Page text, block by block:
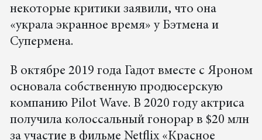
некоторые критики заявили, что она
«украла экранное время» у Бэтмена и
Супермена.
В октябре 2019 года Гадот вместе с Яроном
основала собственную продюсерскую
компанию Pilot Wave. В 2020 году актриса
получила колоссальный гонорар в $20 млн
за участие в фильме Netflix «Красное